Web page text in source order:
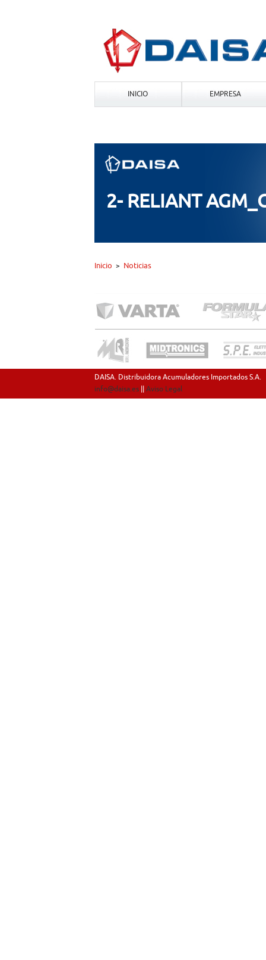
INICIO EMPRESA
2- RELIANT
Inicio > Noticias
DAISA. Distribuidora Acumuladores Importados S.A.
info@daisa.es|| Aviso Legal